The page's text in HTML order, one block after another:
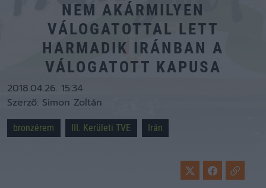
NEM AKÁRMILYEN
VÁLOGATOTTAL LETT
HARMADIK IRÁNBAN A
VÁLOGATOTT KAPUSA
2018.04.26. 15:34
Szerző: Simon Zoltán
bronzérem III. Kerületi TVE Irán